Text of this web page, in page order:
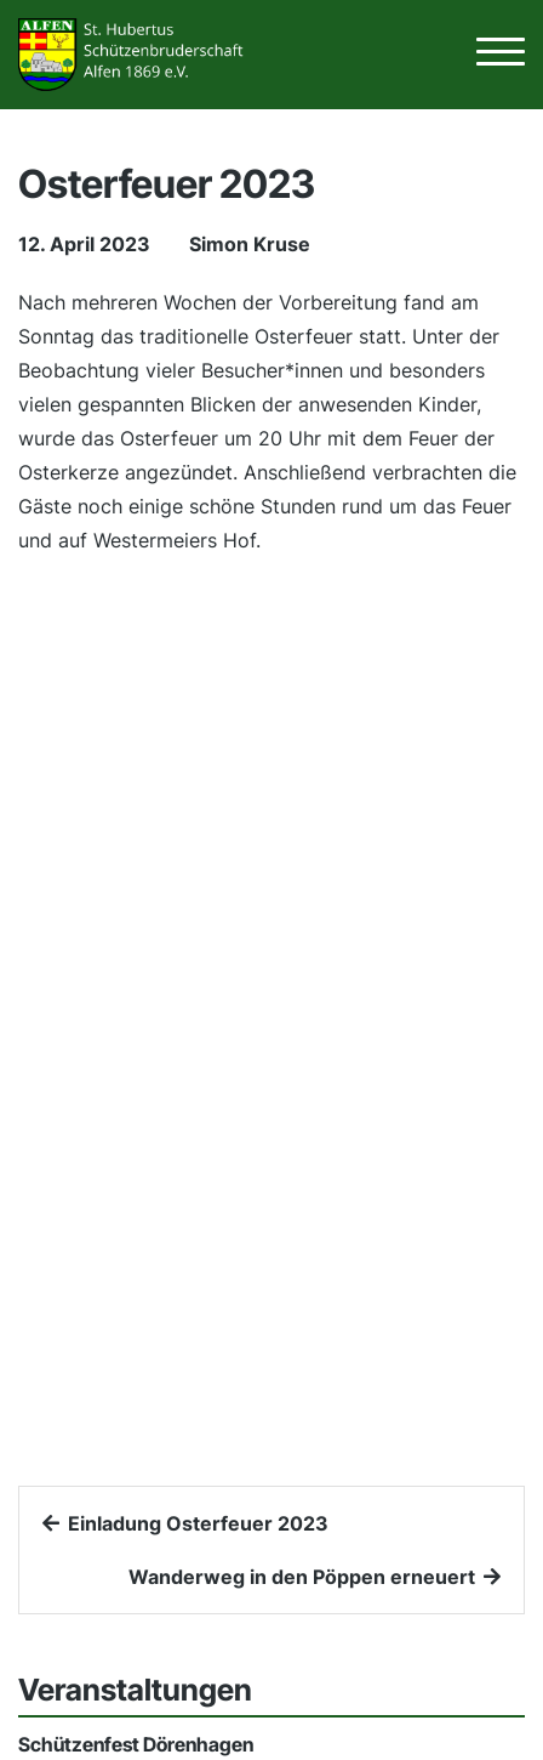
Osterfeuer 2023
12. April 2023 Simon Kruse
Nach mehreren Wochen der Vorbereitung fand am
Sonntag das traditionelle Osterfeuer statt. Unter der
Beobachtung vieler Besucher*innen und besonders
vielen gespannten Blicken der anwesenden Kinder,
wurde das Osterfeuer um 20 Uhr mit dem Feuer der
Osterkerze angezündet. Anschließend verbrachten die
Gäste noch einige schöne Stunden rund um das Feuer
und auf Westermeiers Hof.
Einladung Osterfeuer 2023
Wanderweg in den Pöppen erneuert
Veranstaltungen
Schützenfest Dörenhagen